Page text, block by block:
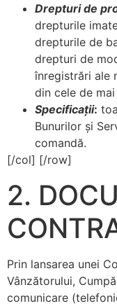
Drepturi de
drepturile
drepturile de
drepturi de
înregistrări ale
din cele de mai
Specificaţii:
Bunurilor şi
comandă.
[/col] [/row]
2.
Prin lansarea unei
Vânzătorului,
comunicare